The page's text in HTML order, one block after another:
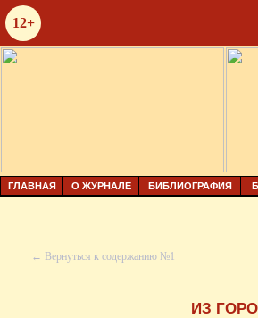
12+
ГЛАВНАЯ О ЖУРНАЛЕ БИБЛИОГРАФИЯ
← Вернуться к содержанию №1
ИЗ